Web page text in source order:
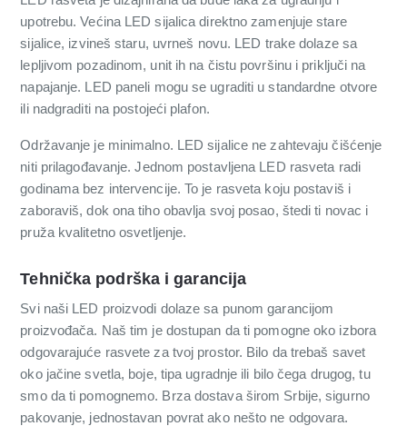
upotrebu. Većina LED sijalica direktno zamenjuje stare
sijalice, izvineš staru, uvrneš novu. LED trake dolaze sa
lepljivom pozadinom, unit ih na čistu površinu i priključi na
napajanje. LED paneli mogu se ugraditi u standardne otvore
ili nadgraditi na postojeći plafon.
Održavanje je minimalno. LED sijalice ne zahtevaju čišćenje
niti prilagođavanje. Jednom postavljena LED rasveta radi
godinama bez intervencije. To je rasveta koju postaviš i
zaboraviš, dok ona tiho obavlja svoj posao, štedi ti novac i
pruža kvalitetno osvetljenje.
Tehnička podrška i garancija
Svi naši LED proizvodi dolaze sa punom garancijom
proizvođača. Naš tim je dostupan da ti pomogne oko izbora
odgovarajuće rasvete za tvoj prostor. Bilo da trebaš savet
oko jačine svetla, boje, tipa ugradnje ili bilo čega drugog, tu
smo da ti pomognemo. Brza dostava širom Srbije, sigurno
pakovanje, jednostavan povrat ako nešto ne odgovara.